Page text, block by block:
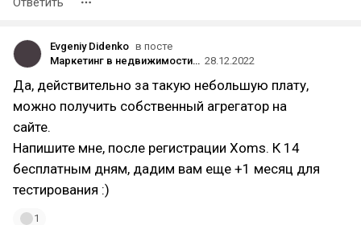
Evgeniy Didenko в посте
Маркетинг в недвижимости 2023: 12 инструментов для продажи жилой и коммерческой недвижимости 28.12.2022
Да, действительно за такую небольшую плату,
можно получить собственный агрегатор на
сайте.
Напишите мне, после регистрации Xoms. К 14
бесплатным дням, дадим вам еще +1 месяц для
тестирования :)
1